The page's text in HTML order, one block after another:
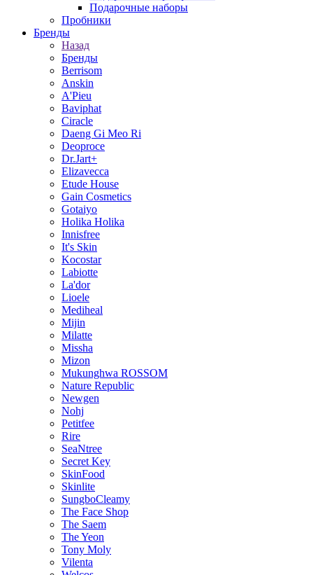
Подарочные наборы
Пробники
Бренды
Назад
Бренды
Berrisom
Anskin
A'Pieu
Baviphat
Ciracle
Daeng Gi Meo Ri
Deoproce
Dr.Jart+
Elizavecca
Etude House
Gain Cosmetics
Gotaiyo
Holika Holika
Innisfree
It's Skin
Kocostar
Labiotte
La'dor
Lioele
Mediheal
Mijin
Milatte
Missha
Mizon
Mukunghwa ROSSOM
Nature Republic
Newgen
Nohj
Petitfee
Rire
SeaNtree
Secret Key
SkinFood
Skinlite
SungboCleamy
The Face Shop
The Saem
The Yeon
Tony Moly
Vilenta